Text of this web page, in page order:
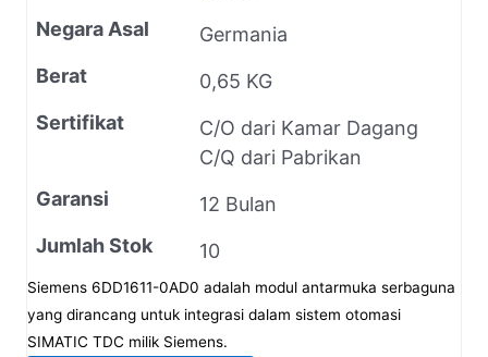
Negara Asal
Germania
Berat
0,65 KG
Sertifikat
C/O dari Kamar Dagang
C/Q dari Pabrikan
Garansi
12 Bulan
Jumlah Stok
10
Siemens 6DD1611-0AD0 adalah modul antarmuka serbaguna
yang dirancang untuk integrasi dalam sistem otomasi
SIMATIC TDC milik Siemens.